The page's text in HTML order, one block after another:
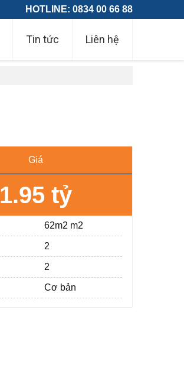
HOTLINE: 0834 00 66 88
Tin tức Liên hệ
Giá
1.95 tỷ
62m2 m2
2
2
Cơ bản